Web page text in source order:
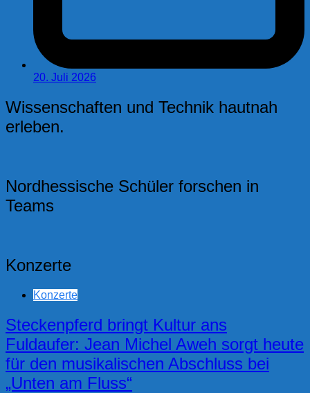
20. Juli 2026
Wissenschaften und Technik hautnah
erleben.
Nordhessische Schüler forschen in
Teams
Konzerte
Konzerte
Steckenpferd bringt Kultur ans
Fuldaufer: Jean Michel Aweh sorgt heute
für den musikalischen Abschluss bei
„Unten am Fluss“